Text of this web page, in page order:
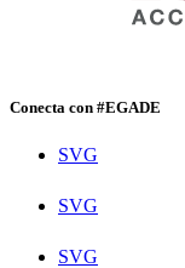
Conecta con #EGADE
SVG
SVG
SVG